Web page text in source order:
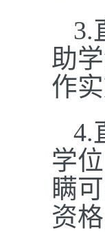
3.
助
作
4.
学
瞒
资